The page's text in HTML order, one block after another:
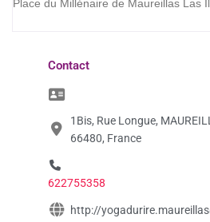
Place du Millénaire de Maureillas Las
Contact
1Bis, Rue Longue,
66480, France
622755358
http://